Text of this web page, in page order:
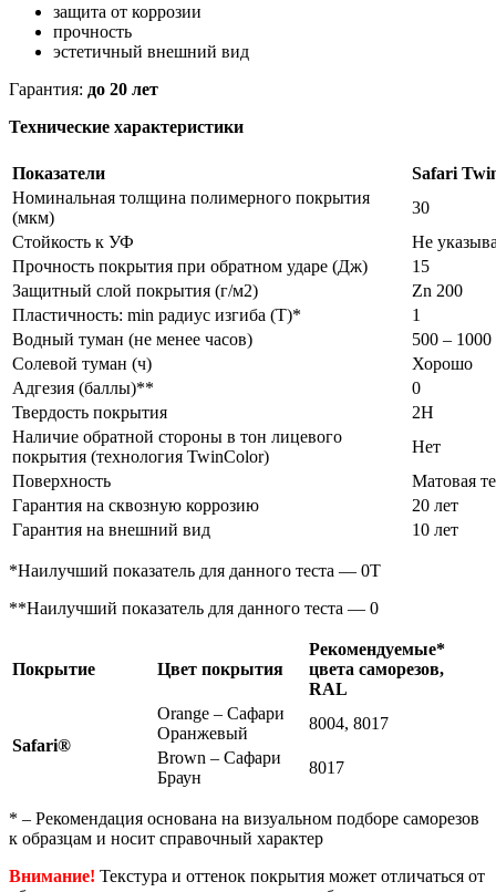
защита от коррозии
прочность
эстетичный внешний вид
Гарантия: до 20 лет
Технические характеристики
Показатели
Safari
Номинальная толщина полимерного покрытия
(мкм)
30
Стойкость к УФ
Не
Прочность покрытия при обратном ударе (Дж)
15
Защитный слой покрытия (г/м2)
Zn 200
Пластичность: min радиус изгиба (Т)*
1
Водный туман (не менее часов)
500 – 1000
Солевой туман (ч)
Хорошо
Адгезия (баллы)**
0
Твердость покрытия
2Н
Наличие обратной стороны в тон лицевого
покрытия (технология TwinColor)
Нет
Поверхность
Матовая
Гарантия на сквозную коррозию
20 лет
Гарантия на внешний вид
10 лет
*Наилучший показатель для данного теста — 0Т
**Наилучший показатель для данного теста — 0
Покрытие Цвет покрытия
Рекомендуемые*
цвета саморезов,
RAL
Safari®
Orange – Сафари
Оранжевый
8004, 8017
Brown – Сафари
Браун
8017
* – Рекомендация основана на визуальном подборе саморезов
к образцам и носит справочный характер
Внимание! Текстура и оттенок покрытия может отличаться от